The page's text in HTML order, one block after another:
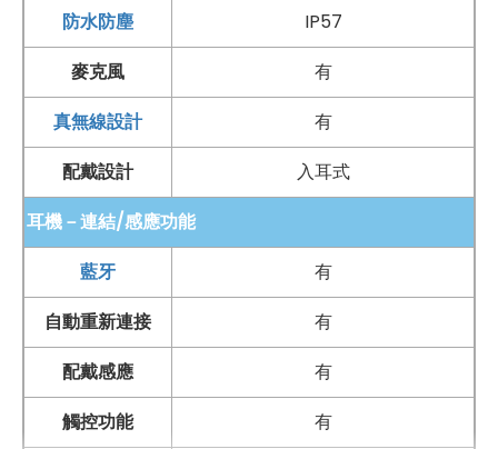
防水防塵
IP57
麥克風
有
真無線設計
有
配戴設計
入耳式
耳機－連結/感應功能
藍牙
有
自動重新連接
有
配戴感應
有
觸控功能
有